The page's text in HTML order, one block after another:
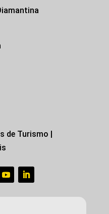
de Turismo |